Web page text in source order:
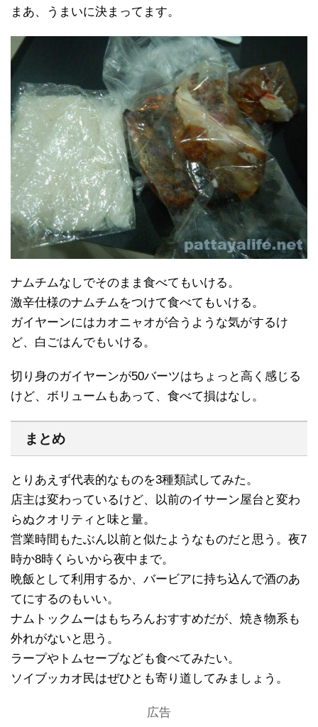
まあ、うまいに決まってます。
ナムチムなしでそのまま食べてもいける。
激辛仕様のナムチムをつけて食べてもいける。
ガイヤーンにはカオニャオが合うような気がするけ
ど、白ごはんでもいける。
切り身のガイヤーンが50バーツはちょっと高く感じる
けど、ボリュームもあって、食べて損はなし。
まとめ
とりあえず代表的なものを3種類試してみた。
店主は変わっているけど、以前のイサーン屋台と変わ
らぬクオリティと味と量。
営業時間もたぶん以前と似たようなものだと思う。夜7
時か8時くらいから夜中まで。
晩飯として利用するか、バービアに持ち込んで酒のあ
てにするのもいい。
ナムトックムーはもちろんおすすめだが、焼き物系も
外れがないと思う。
ラープやトムセーブなども食べてみたい。
ソイブッカオ民はぜひとも寄り道してみましょう。
広告